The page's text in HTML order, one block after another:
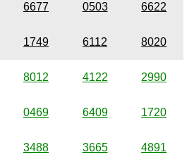
6677 0503 6622
1749 6112 8020
8012 4122 2990
0469 6409 1720
3488 3665 4891